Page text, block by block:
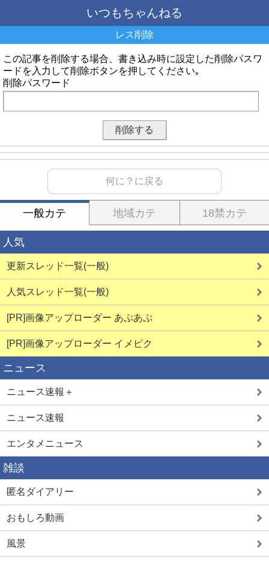
いつもちゃんねる
レス削除
この記事を削除する場合、書き込み時に設定した削除パスワ
ードを入力して削除ボタンを押してください｡
削除パスワード
何に？に戻る
一般カテ 地域カテ 18禁カテ
人気
更新スレッド一覧(一般)
人気スレッド一覧(一般)
[PR]画像アップローダー あぷあぷ
[PR]画像アップローダー イメピク
ニュース
ニュース速報＋
ニュース速報
エンタメニュース
雑談
匿名ダイアリー
おもしろ動画
風景